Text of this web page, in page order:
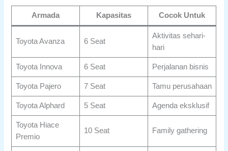
Armada Kapasitas Cocok Untuk
Toyota Avanza 6 Seat
Aktivitas sehari-
hari
Toyota Innova 6 Seat Perjalanan bisnis
Toyota Pajero 7 Seat Tamu perusahaan
Toyota Alphard 5 Seat Agenda eksklusif
Toyota Hiace
Premio
10 Seat Family gathering